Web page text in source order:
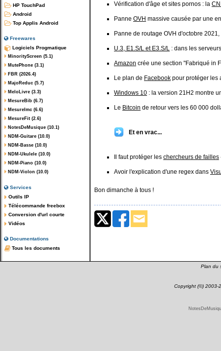
HP TouchPad
Android
Top Applis Android
Freewares
Logiciels Progmatique
MinorityScreen (5.1)
MutePhone (3.1)
FBR (2026.4)
MajoReduc (5.7)
MeloLivre (3.3)
MesureBib (6.7)
MesureImc (6.6)
MesureFit (2.6)
NotesDeMusique (10.1)
NDM-Guitare (10.0)
NDM-Basse (10.0)
NDM-Ukulele (10.0)
NDM-Piano (10.0)
NDM-Violon (10.0)
Services
Outils IP
Télécommande freebox
Conversion d'url courte
Vidéos
Documentations
Tous les documents
Vérification d'âge et sites pornos : la
Panne OVH massive causée par une
Panne de routage OVH d'octobre 2021,
U.3, E1.S/L et E3.S/L : dans les
Amazon crée une section "Fabriqué in
Le plan de Facebook pour protéger les
Windows 10 : la version 21H2 montre
Le Bitcoin de retour vers les 60 000
Et en vrac...
Il faut protéger les chercheurs de failles
Avoir l'explication d'une regex dans
Bon dimanche à tous !
Plan du
Copyright (©) 2003-